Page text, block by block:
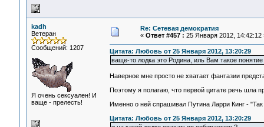
kadh
Ветеран
Сообщений: 1207
Я очень сексуален! И
ваще - прелесть!
Re: Сетевая демократия
« Ответ #457 : 25 Января 2012, 14:42:12
Цитата: Любовь от 25 Января 2012, 13:20:29
ваще-то лодка это Родина, иль Вам такое
Наверное мне просто не хватает фантазии
Поэтому я полагаю, что первой цитате речь шла
Именно о ней спрашивал Путина Ларри Кинг -
Цитата: Любовь от 25 Января 2012, 13:20:29